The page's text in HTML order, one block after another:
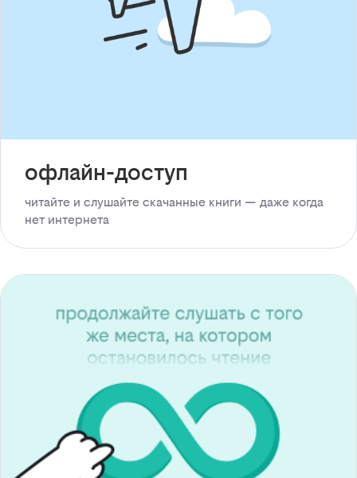
офлайн-доступ
читайте и слушайте скачанные книги — даже когда
нет интернета